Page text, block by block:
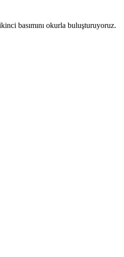
basımını okurla buluşturuyoruz.